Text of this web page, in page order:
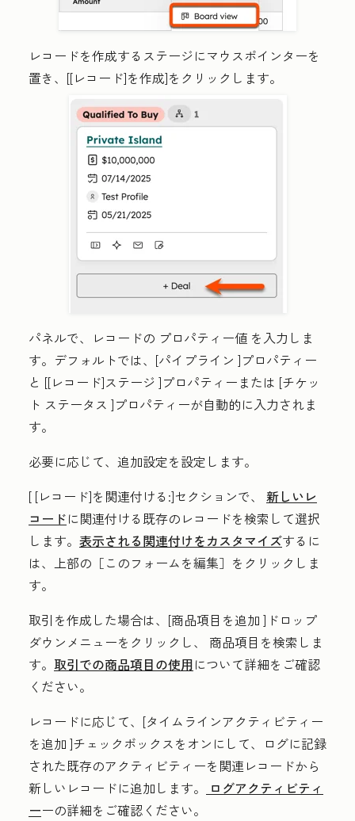
レコードを作成するステージにマウスポインターを
置き、[[レコード]を作成]をクリックします。
パネルで、レコードの プロパティー値 を入力しま
す。デフォルトでは、[パイプライン ]プロパティー
と [[レコード]ステージ ]プロパティーまたは [チケッ
ト ステータス ]プロパティーが自動的に入力されま
す。
必要に応じて、追加設定を設定します。
[ [レコード]を関連付ける:]セクションで、 新しいレ
コードに関連付ける既存のレコードを検索して選択
します。 表示される関連付けをカスタマイズするに
は、上部の ［このフォームを編集］をクリックしま
す。
取引を作成した場合は、[商品項目を追加 ]ドロップ
ダウンメニューをクリックし、 商品項目 を検索しま
す。 取引での商品項目の使用について詳細をご確認
ください。
レコードに応じて、[タイムラインアクティビティー
を追加 ]チェックボックスをオンにして、ログに記録
された既存のアクティビティーを関連レコードから
新しいレコードに追加します。
ログアクティビティ
ーーの詳細をご確認ください。